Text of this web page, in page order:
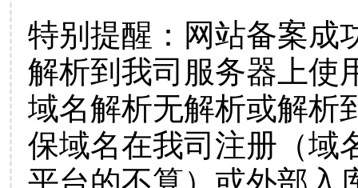
特别提醒：网站备案成
解析到我司服务器上使
域名解析无解析或解析
保域名在我司注册（域